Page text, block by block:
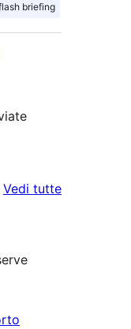
briefing
Vedi tutte